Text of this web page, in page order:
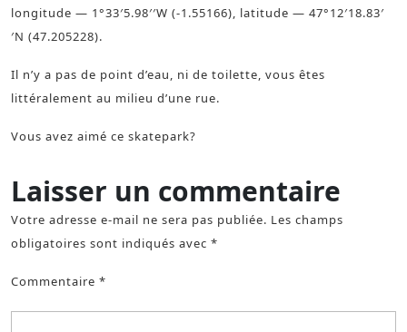
longitude — 1°33′5.98′′W (-1.55166), latitude — 47°12′18.83′
′N (47.205228).
Il n’y a pas de point d’eau, ni de toilette, vous êtes
littéralement au milieu d’une rue.
Vous avez aimé ce skatepark?
Laisser un commentaire
Votre adresse e-mail ne sera pas publiée. Les champs
obligatoires sont indiqués avec *
Commentaire *